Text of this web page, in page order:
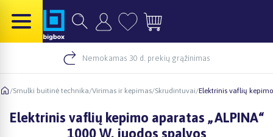
Nemokamas 30 d. prekių grąžinimas
/Smulki buitinė technika/Virimas ir kepimas/Skrudintuvai/Elektrinis vaflių
Elektrinis vaflių kepimo aparatas „ALPINA“
1000 W, juodos spalvos